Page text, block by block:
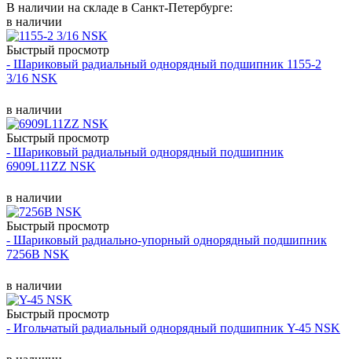
В наличии на складе в Санкт-Петербурге:
в наличии
Быстрый просмотр
- Шариковый радиальный однорядный подшипник 1155-2
3/16 NSK
в наличии
Быстрый просмотр
- Шариковый радиальный однорядный подшипник
6909L11ZZ NSK
в наличии
Быстрый просмотр
- Шариковый радиально-упорный однорядный подшипник
7256B NSK
в наличии
Быстрый просмотр
- Игольчатый радиальный однорядный подшипник Y-45 NSK